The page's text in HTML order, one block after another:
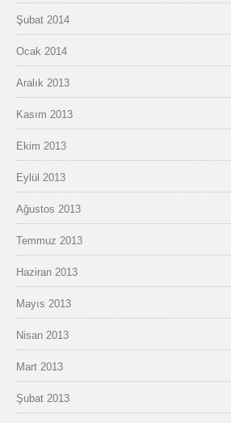
Şubat 2014
Ocak 2014
Aralık 2013
Kasım 2013
Ekim 2013
Eylül 2013
Ağustos 2013
Temmuz 2013
Haziran 2013
Mayıs 2013
Nisan 2013
Mart 2013
Şubat 2013